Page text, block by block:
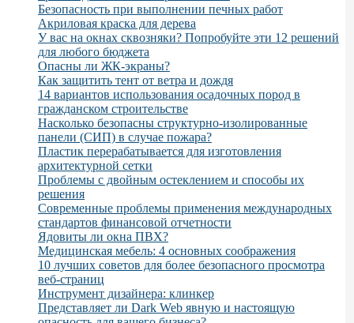
Безопасность при выполнении печных работ
Акриловая краска для дерева
У вас на окнах сквозняки? Попробуйте эти 12 решений
для любого бюджета
Опасны ли ЖК-экраны?
Как защитить тент от ветра и дождя
14 вариантов использования осадочных пород в
гражданском строительстве
Насколько безопасны структурно-изолированные
панели (СИП) в случае пожара?
Пластик перерабатывается для изготовления
архитектурной сетки
Проблемы с двойным остеклением и способы их
решения
Современные проблемы применения международных
стандартов финансовой отчетности
Ядовиты ли окна ПВХ?
Медицинская мебель: 4 основных соображения
10 лучших советов для более безопасного просмотра
веб-страниц
Инструмент дизайнера: клинкер
Представляет ли Dark Web явную и настоящую